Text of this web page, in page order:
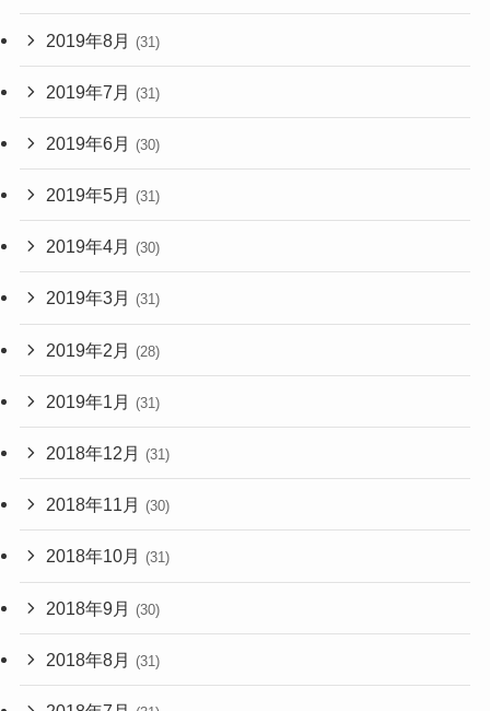
2019年8月 (31)
2019年7月 (31)
2019年6月 (30)
2019年5月 (31)
2019年4月 (30)
2019年3月 (31)
2019年2月 (28)
2019年1月 (31)
2018年12月 (31)
2018年11月 (30)
2018年10月 (31)
2018年9月 (30)
2018年8月 (31)